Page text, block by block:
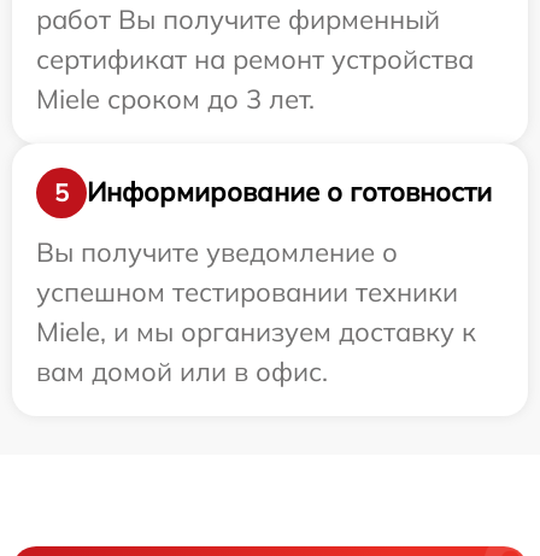
работ Вы получите фирменный
сертификат на ремонт устройства
Miele сроком до 3 лет.
5
Информирование о готовности
Вы получите уведомление о
успешном тестировании техники
Miele, и мы организуем доставку к
вам домой или в офис.